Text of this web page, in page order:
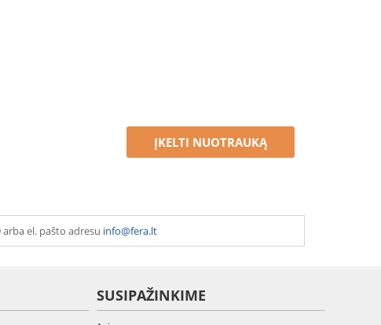
ĮKELTI NUOTRAUKĄ
el. pašto adresu info@fera.lt
SUSIPAŽINKIME